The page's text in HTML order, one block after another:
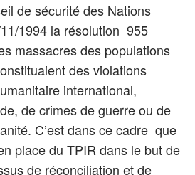
de sécurité des Nations
1994 la résolution 955
massacres des populations
des violations
international,
de crimes de guerre ou de
C’est dans ce cadre que
place du TPIR dans le but de
de réconciliation et de